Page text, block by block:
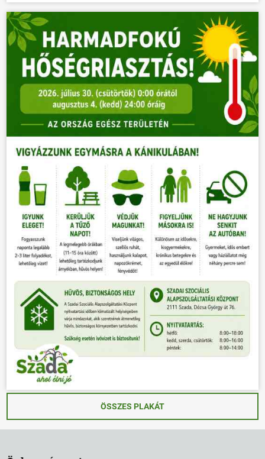
ÖSSZES PLAKÁT